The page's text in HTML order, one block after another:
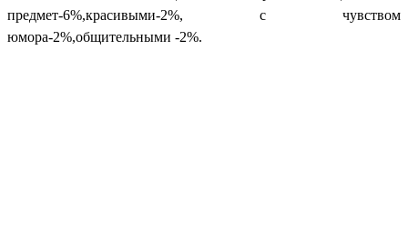
предмет-6%,красивыми-2%, с чувством
юмора-2%,общительными -2%.